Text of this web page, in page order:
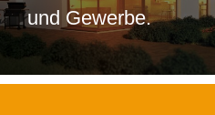
und Gewerbe.